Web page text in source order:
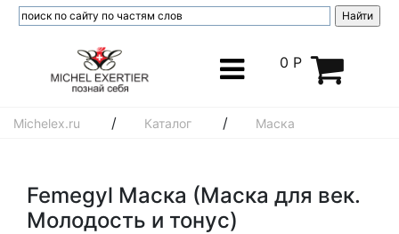
0 Р
Michelex.ru / Каталог / Маска
Femegyl Маска (Маска для век.
Молодость и тонус)